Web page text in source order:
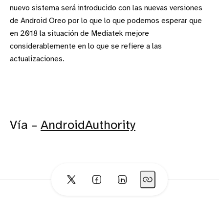
nuevo sistema será introducido con las nuevas versiones
de Android Oreo por lo que lo que podemos esperar que
en 2018 la situación de Mediatek mejore
considerablemente en lo que se refiere a las
actualizaciones.
Vía – AndroidAuthority